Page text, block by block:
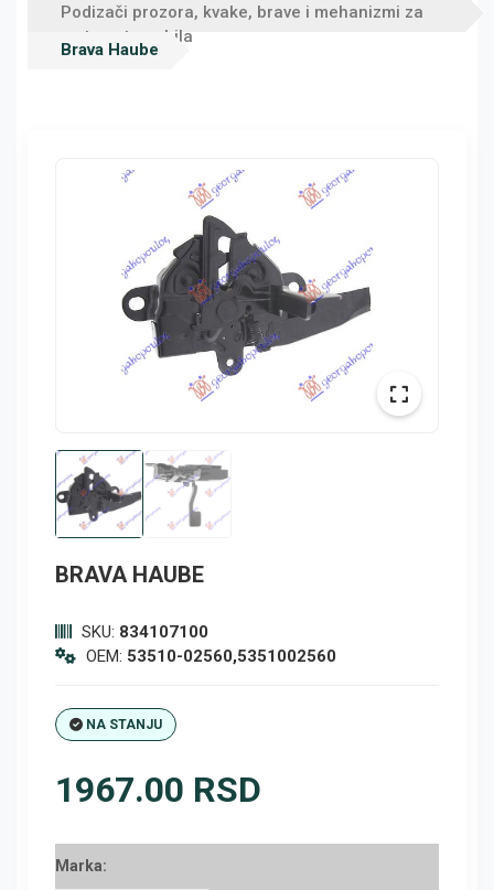
Podizači prozora, kvake, brave i mehanizmi za
vrata automobila
Brava Haube
BRAVA HAUBE
SKU: 834107100
OEM: 53510-02560,5351002560
NA STANJU
1967.00 RSD
Marka: